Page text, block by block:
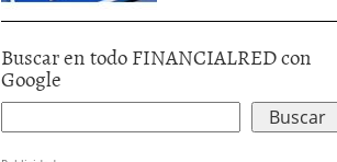
Buscar en todo FINANCIALRED con
Google